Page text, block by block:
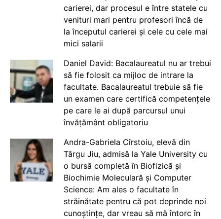
carierei, dar procesul e între statele cu
venituri mari pentru profesori încă de
la începutul carierei și cele cu cele mai
mici salarii
Daniel David: Bacalaureatul nu ar trebui
să fie folosit ca mijloc de intrare la
facultate. Bacalaureatul trebuie să fie
un examen care certifică competențele
pe care le ai după parcursul unui
învățământ obligatoriu
Andra-Gabriela Cîrstoiu, elevă din
Târgu Jiu, admisă la Yale University cu
o bursă completă în Biofizică și
Biochimie Moleculară și Computer
Science: Am ales o facultate în
străinătate pentru că pot deprinde noi
cunoștințe, dar vreau să mă întorc în